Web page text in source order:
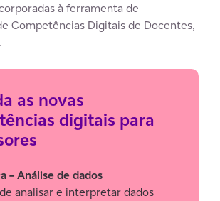
à ferramenta de
Competências Digitais de Docentes,
as novas
digitais para
– Análise de dados
analisar e interpretar dados